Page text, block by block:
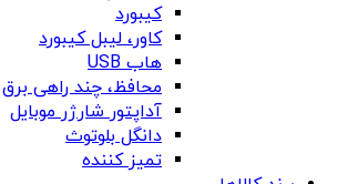
کیبورد
کاور، لیبل کیبورد
هاب USB
محافظ، چند راهی برق
آداپتور شارژر موبایل
دانگل بلوتوث
تمیز کننده